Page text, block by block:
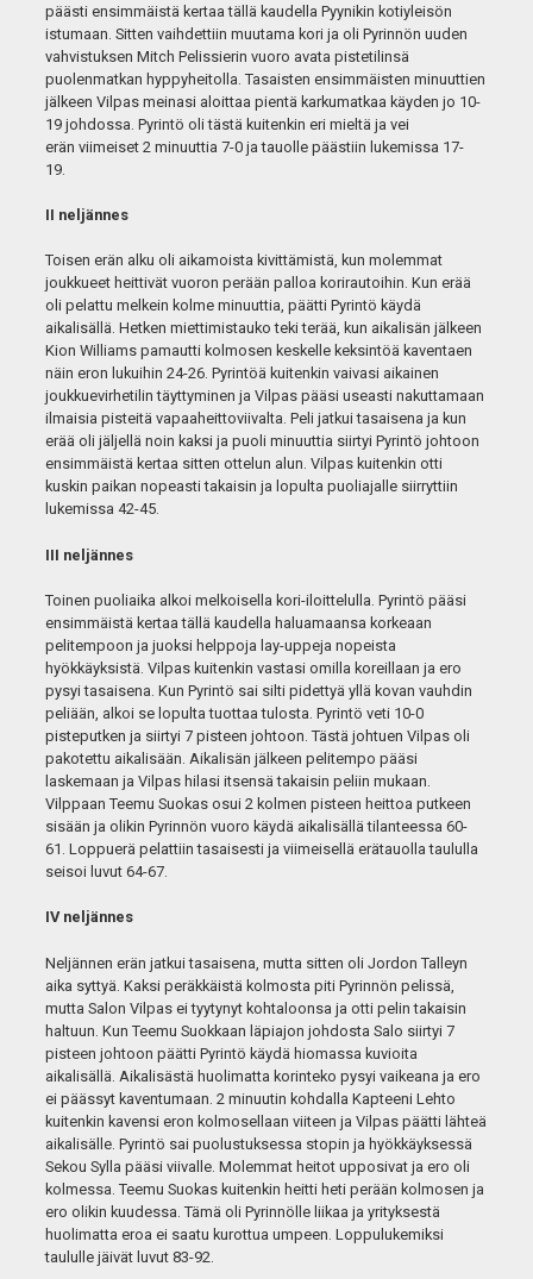
päästi ensimmäistä kertaa tällä kaudella Pyynikin kotiyleisön
istumaan. Sitten vaihdettiin muutama kori ja oli Pyrinnön uuden
vahvistuksen Mitch Pelissierin vuoro avata pistetilinsä
puolenmatkan hyppyheitolla. Tasaisten ensimmäisten minuuttien
jälkeen Vilpas meinasi aloittaa pientä karkumatkaa käyden jo 10-
19 johdossa. Pyrintö oli tästä kuitenkin eri mieltä ja vei
erän viimeiset 2 minuuttia 7-0 ja tauolle päästiin lukemissa 17-
19.
II neljännes
Toisen erän alku oli aikamoista kivittämistä, kun molemmat
joukkueet heittivät vuoron perään palloa korirautoihin. Kun erää
oli pelattu melkein kolme minuuttia, päätti Pyrintö käydä
aikalisällä. Hetken miettimistauko teki terää, kun aikalisän jälkeen
Kion Williams pamautti kolmosen keskelle keksintöä kaventaen
näin eron lukuihin 24-26. Pyrintöä kuitenkin vaivasi aikainen
joukkuevirhetilin täyttyminen ja Vilpas pääsi useasti nakuttamaan
ilmaisia pisteitä vapaaheittoviivalta. Peli jatkui tasaisena ja kun
erää oli jäljellä noin kaksi ja puoli minuuttia siirtyi Pyrintö johtoon
ensimmäistä kertaa sitten ottelun alun. Vilpas kuitenkin otti
kuskin paikan nopeasti takaisin ja lopulta puoliajalle siirryttiin
lukemissa 42-45.
III neljännes
Toinen puoliaika alkoi melkoisella kori-iloittelulla. Pyrintö pääsi
ensimmäistä kertaa tällä kaudella haluamaansa korkeaan
pelitempoon ja juoksi helppoja lay-uppeja nopeista
hyökkäyksistä. Vilpas kuitenkin vastasi omilla koreillaan ja ero
pysyi tasaisena. Kun Pyrintö sai silti pidettyä yllä kovan vauhdin
peliään, alkoi se lopulta tuottaa tulosta. Pyrintö veti 10-0
pisteputken ja siirtyi 7 pisteen johtoon. Tästä johtuen Vilpas oli
pakotettu aikalisään. Aikalisän jälkeen pelitempo pääsi
laskemaan ja Vilpas hilasi itsensä takaisin peliin mukaan.
Vilppaan Teemu Suokas osui 2 kolmen pisteen heittoa putkeen
sisään ja olikin Pyrinnön vuoro käydä aikalisällä tilanteessa 60-
61. Loppuerä pelattiin tasaisesti ja viimeisellä erätauolla taululla
seisoi luvut 64-67.
IV neljännes
Neljännen erän jatkui tasaisena, mutta sitten oli Jordon Talleyn
aika syttyä. Kaksi peräkkäistä kolmosta piti Pyrinnön pelissä,
mutta Salon Vilpas ei tyytynyt kohtaloonsa ja otti pelin takaisin
haltuun. Kun Teemu Suokkaan läpiajon johdosta Salo siirtyi 7
pisteen johtoon päätti Pyrintö käydä hiomassa kuvioita
aikalisällä. Aikalisästä huolimatta korinteko pysyi vaikeana ja ero
ei päässyt kaventumaan. 2 minuutin kohdalla Kapteeni Lehto
kuitenkin kavensi eron kolmosellaan viiteen ja Vilpas päätti lähteä
aikalisälle. Pyrintö sai puolustuksessa stopin ja hyökkäyksessä
Sekou Sylla pääsi viivalle. Molemmat heitot upposivat ja ero oli
kolmessa. Teemu Suokas kuitenkin heitti heti perään kolmosen ja
ero olikin kuudessa. Tämä oli Pyrinnölle liikaa ja yrityksestä
huolimatta eroa ei saatu kurottua umpeen. Loppulukemiksi
taululle jäivät luvut 83-92.